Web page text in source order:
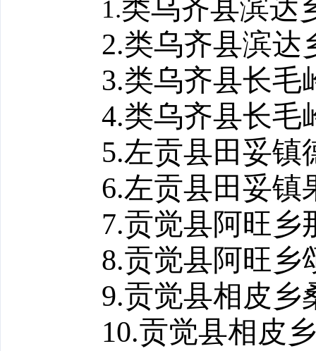
1.类乌齐县滨达
2.类乌齐县滨达
3.类乌齐县长毛
4.类乌齐县长毛
5.左贡县田妥镇
6.左贡县田妥镇
7.贡觉县阿旺乡
8.贡觉县阿旺乡
9.贡觉县相皮乡
10.贡觉县相皮